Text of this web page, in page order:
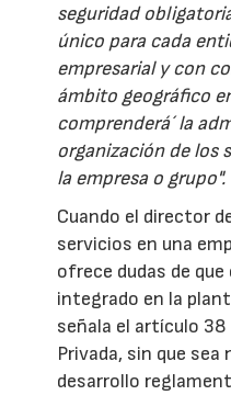
seguridad
único para cada
empresarial y con
ámbito geográfico
comprenderá´ la
organización de los
la empresa o grupo".
Cuando el director
servicios en una
ofrece dudas de
integrado en la
señala el artículo 38
Privada, sin que
desarrollo